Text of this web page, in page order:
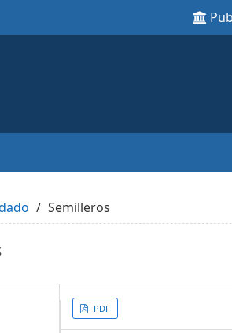
Semilleros
Article
PDF